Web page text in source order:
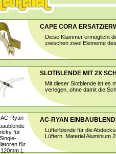
CAPE CORA ERSATZ/
Diese Klammer ermöglicht
zwischen zwei Elemente
SLOTBLENDE MIT 2X
Mit dieser Slotblende ist es
verlegen, ohne damit die
AC-RYAN
Lüfterblende für die
Lüftern. Material Aluminium